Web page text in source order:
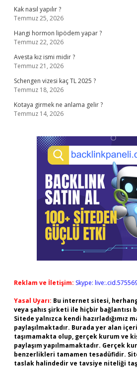
Kak nasıl yapılır ?
Temmuz 25, 2026
Hangi hormon lipödem yapar ?
Temmuz 22, 2026
Avesta kız ismi midir ?
Temmuz 21, 2026
Schengen vizesi kaç TL 2025 ?
Temmuz 18, 2026
Kotaya girmek ne anlama gelir ?
Temmuz 14, 2026
Reklam ve İletişim: Skype:
Yasal Uyarı: Bu internet sitesi,
veya şahıs şirketi ile hiçbir bağlantısı
Sitede yalnızca kendi hazırladığımız
paylaşılmaktadır. Burada yer alan
taşımamakta olup, gerçek kurum ve
paylaşım yapılmamaktadır. Gerçek
benzerlikleri tamamen tesadüfidir.
taslak halindedir ve tavsiye niteliği